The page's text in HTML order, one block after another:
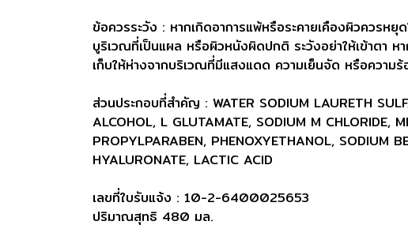
ข้อควรระวัง : หากเกิดอาการแพ้หรือระคายเคืองผิวควร
บูริเวณที่เป็นแผล หรือผิวหนังผิดปกติ ระวังอย่าให้เข้าตา ห
เก็บให้ห่างจากบริเวณที่มีแสงแดด ความเย็นจัด หรือความ
ส่วนประกอบที่สำคัญ : WATER SODIUM LAURETH
ALCOHOL, L GLUTAMATE, SODIUM M CHLORIDE,
PROPYLPARABEN, PHENOXYETHANOL, SODIUM
HYALURONATE, LACTIC ACID
เลขที่ใบรับแจ้ง : 10-2-6400025653
ปริมาณสุทธิ 480 มล.